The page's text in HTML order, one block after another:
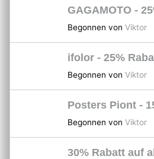
GAGAMOTO -
Begonnen von Viktor
ifolor - 25%
Begonnen von Viktor
Posters Piont -
Begonnen von Viktor
30% Rabatt auf